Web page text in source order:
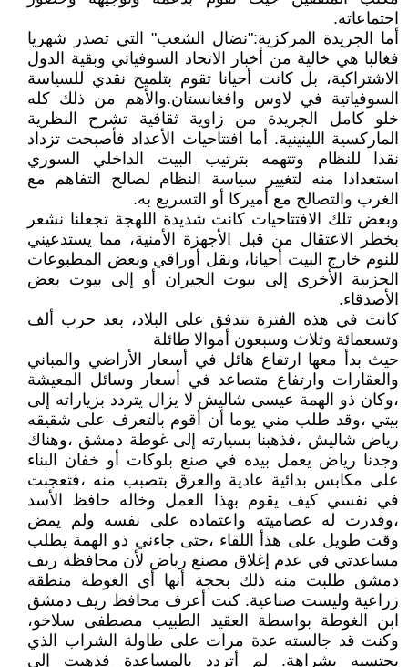
اجتماعاته.
أما الجريدة المركزية:"نضال الشعب" التي تصدر شهريا
فغالبا هي خالية من أخبار الاتحاد السوفياتي وبقية الدول
الاشتراكية، بل كانت أحيانا تقوم بتلميح نقدي للسياسة
السوفياتية في لاوس وافغانستان.والأهم من ذلك كله
خلو كامل الجريدة من زاوية ثقافية تشرح النظرية
الماركسية اللينينية. أما افتتاحيات الأعداد فأصبحت تزداد
نقدا للنظام وتتهمه بترتيب البيت الداخلي السوري
استعدادا منه لتغيير سياسة النظام لصالح التفاهم مع
الغرب والتصالح مع أميركا أو التسريع به.
وبعض تلك الافتتاحيات كانت شديدة اللهجة تجعلنا نشعر
بخطر الاعتقال من قبل الأجهزة الأمنية، مما يستدعيني
للنوم خارج البيت أحيانا، ونقل أوراقي وبعض المطبوعات
الحزبية الأخرى إلى بيوت الجيران أو إلى بيوت بعض
الأصدقاء.
كانت في هذه الفترة تتدفق على البلاد، بعد حرب ألف
وتسعمائة وثلاث وسبعون أموالا طائلة
حيث بدأ معها ارتفاع هائل في أسعار الأراضي والمباني
والعقارات وارتفاع متصاعد في أسعار وسائل المعيشة
،وكان ذو الهمة عيسى شاليش لا يزال يتردد بزياراته إلى
بيتي ،وقد طلب مني يوما أن أقوم بالتعرف على شقيقه
رياض شاليش ،فذهبنا بسيارته إلى غوطة دمشق ،وهناك
وجدنا رياض يعمل بيده في صنع بلوكات أو خفان البناء
على مكابس بدائية عادية والعرق بتصبب منه ،فتعجبت
في نفسي كيف يقوم بهذا العمل وخاله حافظ الأسد
،وقدرت له عصاميته واعتماده على نفسه ولم يمض
وقت طويل على هذأ اللقاء ،حتى جاءني ذو الهمة يطلب
مساعدتي في عدم إغلاق مصنع رياض لأن محافظة ريف
دمشق طلبت منه ذلك بحجة أنها أي الغوطة منطقة
زراعية وليست صناعية. كنت أعرف محافظ ريف دمشق
ابن الغوطة بواسطة العقيد الطبيب مصطفى سلاخو،
وكنت قد جالسته عدة مرات على طاولة الشراب الذي
يحتسيه بشراهة. لم أتردد بالمساعدة فذهبت إلى